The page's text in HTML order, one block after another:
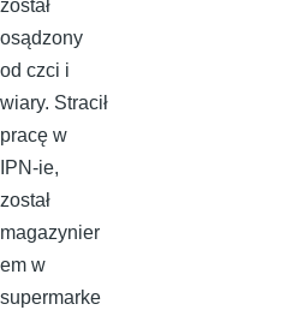
został
osądzony
od czci i
wiary. Stracił
pracę w
IPN-ie,
został
magazynier
em w
supermarke